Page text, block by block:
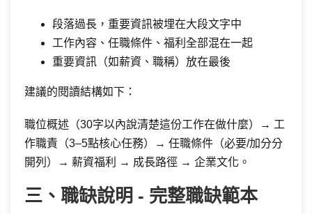
段落過長，重要資訊被埋在大段文字中
工作內容、任職條件、福利全部混在一起
重要資訊（如薪資、職稱）放在最後
建議的閱讀結構如下：
職位概述（30字以內說清楚這份工作在做什麼）→ 工
作職責（3–5點核心任務）→ 任職條件（必要/加分分
開列）→ 薪資福利 → 成長路徑 → 企業文化。
三、職缺說明 - 完整職缺範本